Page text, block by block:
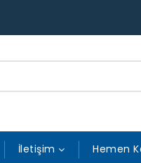
İletişim Hemen